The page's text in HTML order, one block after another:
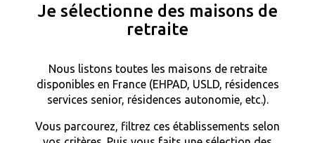
Je sélectionne des maisons de
retraite
Nous listons toutes les maisons de retraite
disponibles en France (EHPAD, USLD, résidences
services senior, résidences autonomie, etc.).
Vous parcourez, filtrez ces établissements selon